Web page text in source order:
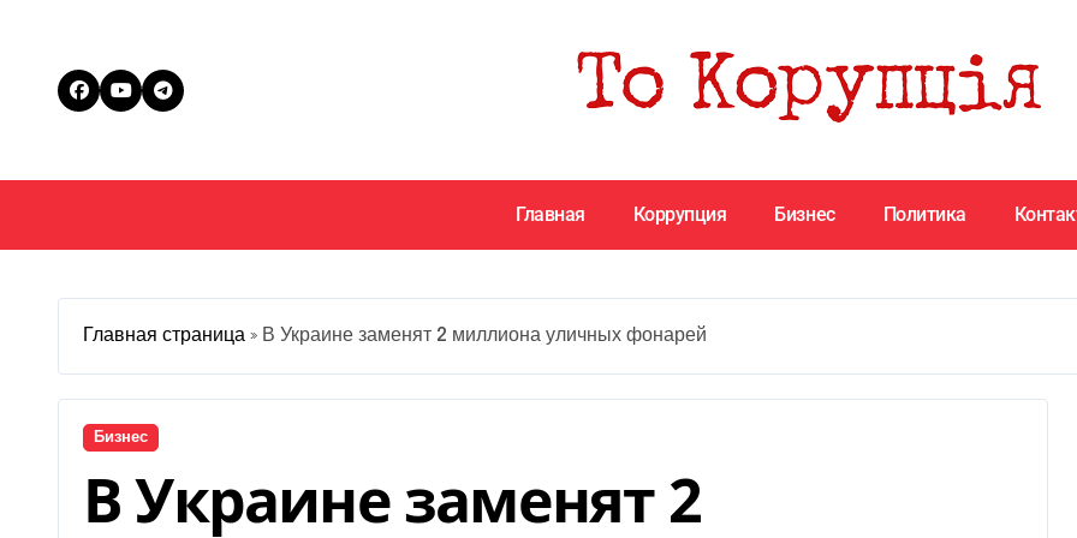
Главная Коррупция Бизнес Политика
Главная страница » В Украине заменят 2 миллиона уличных фонарей
Бизнес
В Украине заменят 2